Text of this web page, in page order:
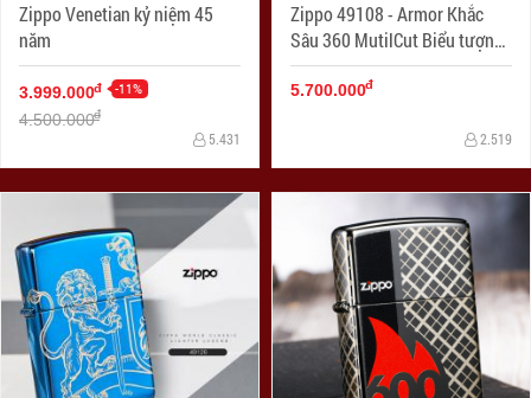
Zippo Venetian kỷ niệm 45
năm
3.999.000đ -11%
4.500.000đ
5.431
Zippo 49108 - Armor Khắc
Sâu 360 MutilCut Biểu tượng
Fleu-De-Lis
5.700.000đ
2.519